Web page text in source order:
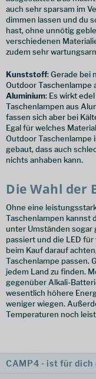
auch sehr sparsam im
dimmen lassen und du
hast, ohne unnötig
verschiedenen
zudem sehr
Kunststoff: Gerade bei
Outdoor Taschenlampe
Aluminium: Es wirkt
Taschenlampen aus
fassen sich aber bei
Egal für welches
Outdoor Taschenlampe
gebaut, dass auch
nichts anhaben kann.
Die Wahl der
Ohne eine
Taschenlampen kannst
unter Umständen sogar
passiert und die LED
beim Kauf darauf
Taschenlampe passen.
jedem Land zu finden.
gegenüber Alkali-
wesentlich höhere
weniger wiegen.
Temperaturen noch
CAMP4 - ist für dich